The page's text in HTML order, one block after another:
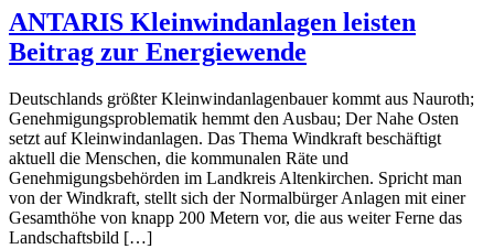
ANTARIS Kleinwindanlagen leisten
Beitrag zur Energiewende
Deutschlands größter Kleinwindanlagenbauer kommt aus Nauroth;
Genehmigungsproblematik hemmt den Ausbau; Der Nahe Osten
setzt auf Kleinwindanlagen. Das Thema Windkraft beschäftigt
aktuell die Menschen, die kommunalen Räte und
Genehmigungsbehörden im Landkreis Altenkirchen. Spricht man
von der Windkraft, stellt sich der Normalbürger Anlagen mit einer
Gesamthöhe von knapp 200 Metern vor, die aus weiter Ferne das
Landschaftsbild […]